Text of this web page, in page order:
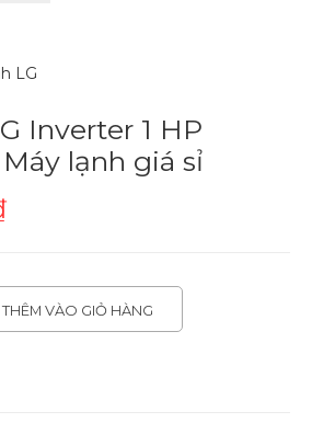
LG
Inverter 1 HP
lạnh giá sỉ
THÊM VÀO GIỎ HÀNG